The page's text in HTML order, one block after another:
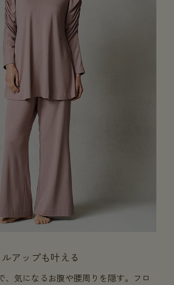
アップも叶える
、気になるお腹や腰周りを隠す。フロ